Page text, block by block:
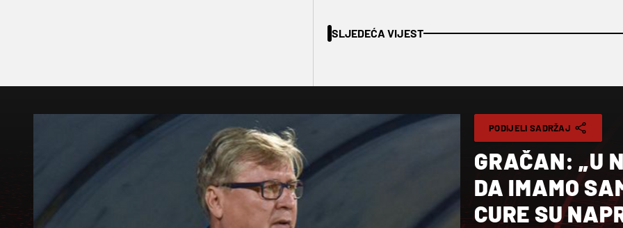
SLJEDEĆA VIJEST
PODIJELI SADRŽAJ
GRAČAN: „U
DA IMAMO
CURE SU